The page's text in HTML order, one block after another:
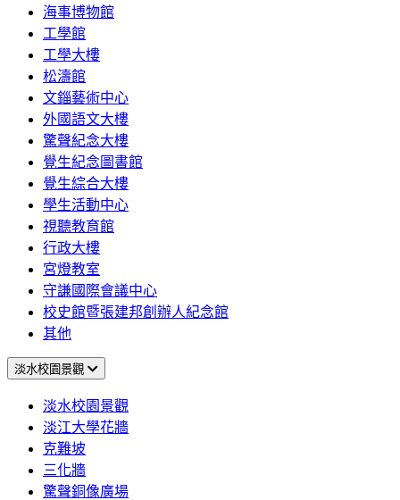
海事博物館
工學館
工學大樓
松濤館
文錙藝術中心
外國語文大樓
驚聲紀念大樓
覺生紀念圖書館
覺生綜合大樓
學生活動中心
視聽教育館
行政大樓
宮燈教室
守謙國際會議中心
校史館暨張建邦創辦人紀念館
其他
淡水校園景觀
淡水校園景觀
淡江大學花牆
克難坡
三化牆
驚聲銅像廣場